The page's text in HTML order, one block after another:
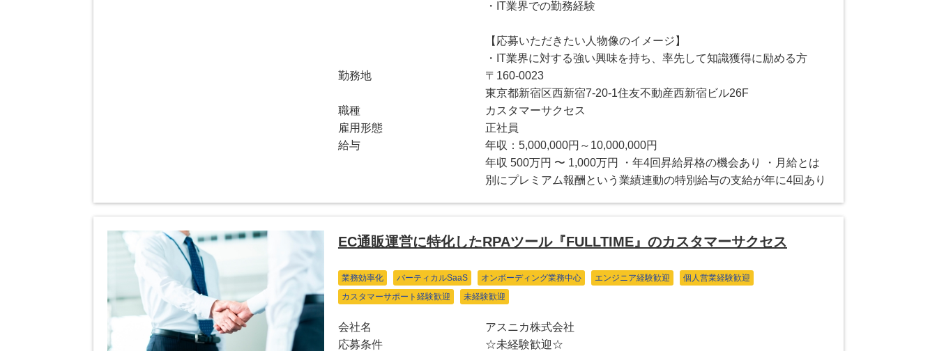
・IT業界での勤務経験
【応募いただきたい人物像のイメージ】
・IT業界に対する強い興味を持ち、率先して知識獲得に励める方
勤務地
〒160-0023
東京都新宿区西新宿7-20-1住友不動産西新宿ビル26F
職種
カスタマーサクセス
雇用形態
正社員
給与
年収：5,000,000円～10,000,000円
年収 500万円 〜 1,000万円 ・年4回昇給昇格の機会あり ・月給とは
別にプレミアム報酬という業績連動の特別給与の支給が年に4回あり
EC通販運営に特化したRPAツール『FULLTIME』のカスタマーサクセス
業務効率化 バーティカルSaaS オンボーディング業務中心 エンジニア経験歓迎
個人営業経験歓迎
カスタマーサポート経験歓迎
未経験歓迎
会社名
アスニカ株式会社
応募条件
☆未経験歓迎☆